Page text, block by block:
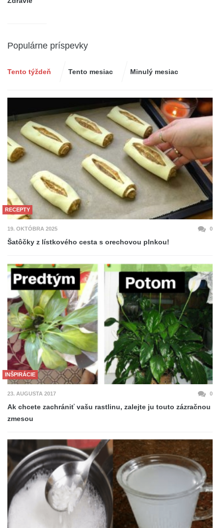
Populárne príspevky
Tento týždeň Tento mesiac Minulý mesiac
RECEPTY
19. OKTÓBRA 2025 0
Šatôčky z lístkového cesta s orechovou plnkou!
INŠPIRÁCIE
23. AUGUSTA 2017 0
Ak chcete zachrániť vašu rastlinu, zalejte ju touto zázračnou
zmesou